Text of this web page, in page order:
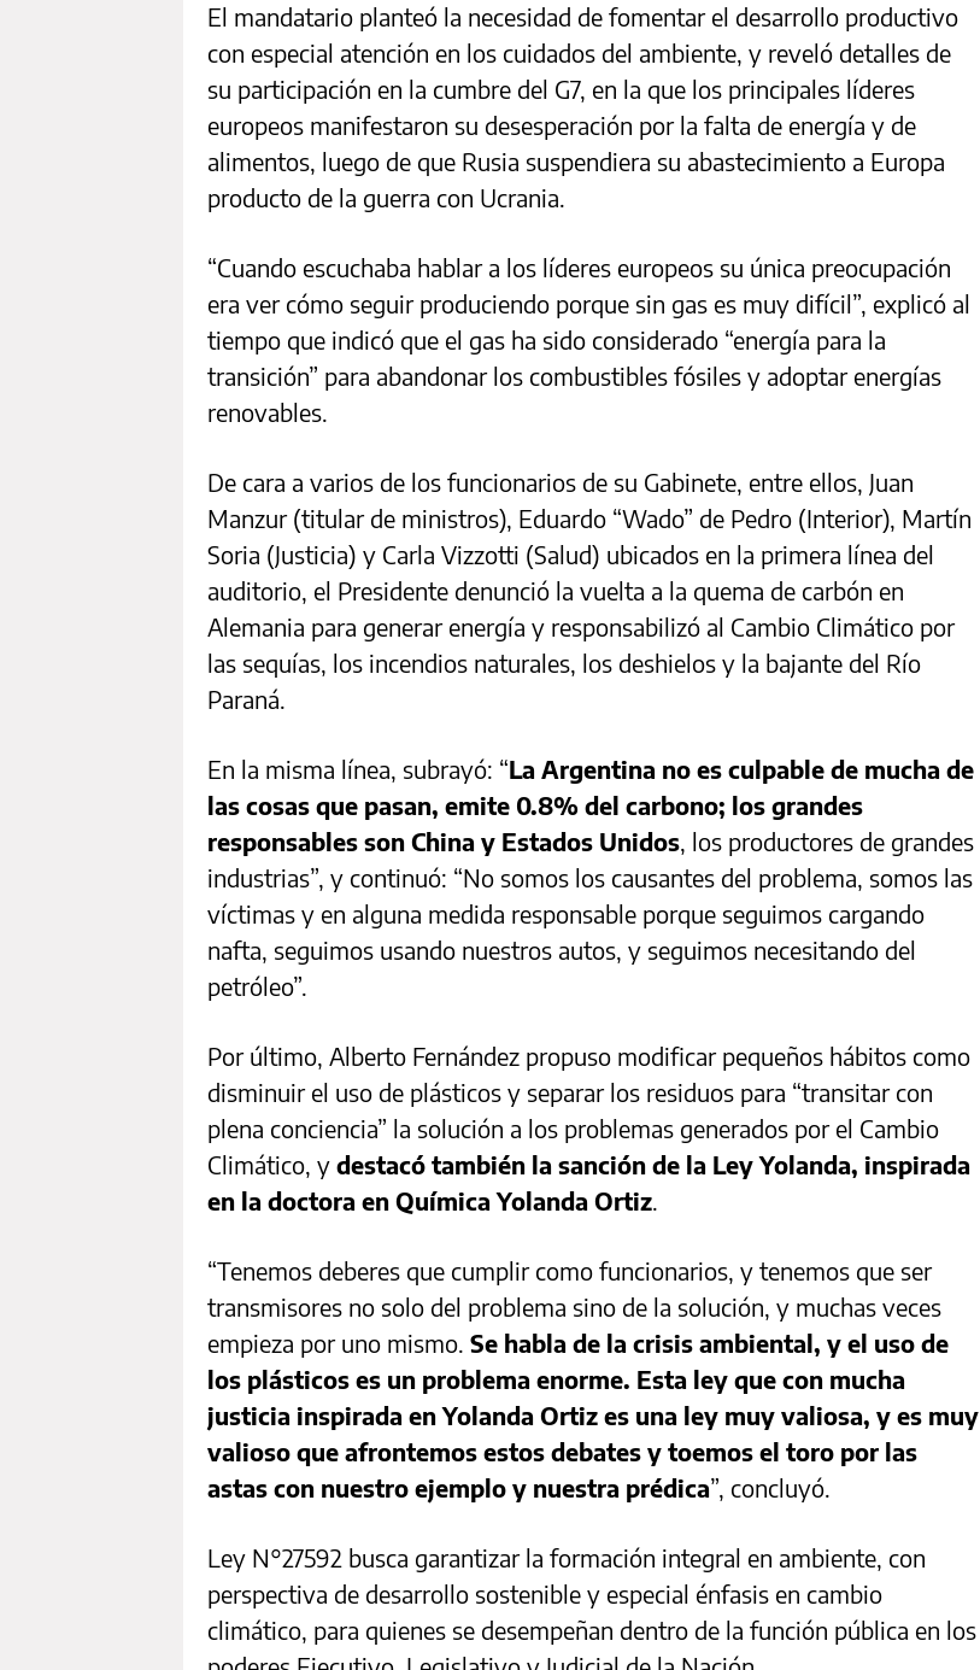
El mandatario planteó la necesidad de fomentar el desarrollo productivo
con especial atención en los cuidados del ambiente, y reveló detalles de
su participación en la cumbre del G7, en la que los principales líderes
europeos manifestaron su desesperación por la falta de energía y de
alimentos, luego de que Rusia suspendiera su abastecimiento a Europa
producto de la guerra con Ucrania.
“Cuando escuchaba hablar a los líderes europeos su única preocupación
era ver cómo seguir produciendo porque sin gas es muy difícil”, explicó al
tiempo que indicó que el gas ha sido considerado “energía para la
transición” para abandonar los combustibles fósiles y adoptar energías
renovables.
De cara a varios de los funcionarios de su Gabinete, entre ellos, Juan
Manzur (titular de ministros), Eduardo “Wado” de Pedro (Interior), Martín
Soria (Justicia) y Carla Vizzotti (Salud) ubicados en la primera línea del
auditorio, el Presidente denunció la vuelta a la quema de carbón en
Alemania para generar energía y responsabilizó al Cambio Climático por
las sequías, los incendios naturales, los deshielos y la bajante del Río
Paraná.
En la misma línea, subrayó: “La Argentina no es culpable de mucha de
las cosas que pasan, emite 0.8% del carbono; los grandes
responsables son China y Estados Unidos, los productores de grandes
industrias”, y continuó: “No somos los causantes del problema, somos las
víctimas y en alguna medida responsable porque seguimos cargando
nafta, seguimos usando nuestros autos, y seguimos necesitando del
petróleo”.
Por último, Alberto Fernández propuso modificar pequeños hábitos como
disminuir el uso de plásticos y separar los residuos para “transitar con
plena conciencia” la solución a los problemas generados por el Cambio
Climático, y destacó también la sanción de la Ley Yolanda, inspirada
en la doctora en Química Yolanda Ortiz.
“Tenemos deberes que cumplir como funcionarios, y tenemos que ser
transmisores no solo del problema sino de la solución, y muchas veces
empieza por uno mismo. Se habla de la crisis ambiental, y el uso de
los plásticos es un problema enorme. Esta ley que con mucha
justicia inspirada en Yolanda Ortiz es una ley muy valiosa, y es muy
valioso que afrontemos estos debates y toemos el toro por las
astas con nuestro ejemplo y nuestra prédica”, concluyó.
Ley N°27592 busca garantizar la formación integral en ambiente, con
perspectiva de desarrollo sostenible y especial énfasis en cambio
climático, para quienes se desempeñan dentro de la función pública en los